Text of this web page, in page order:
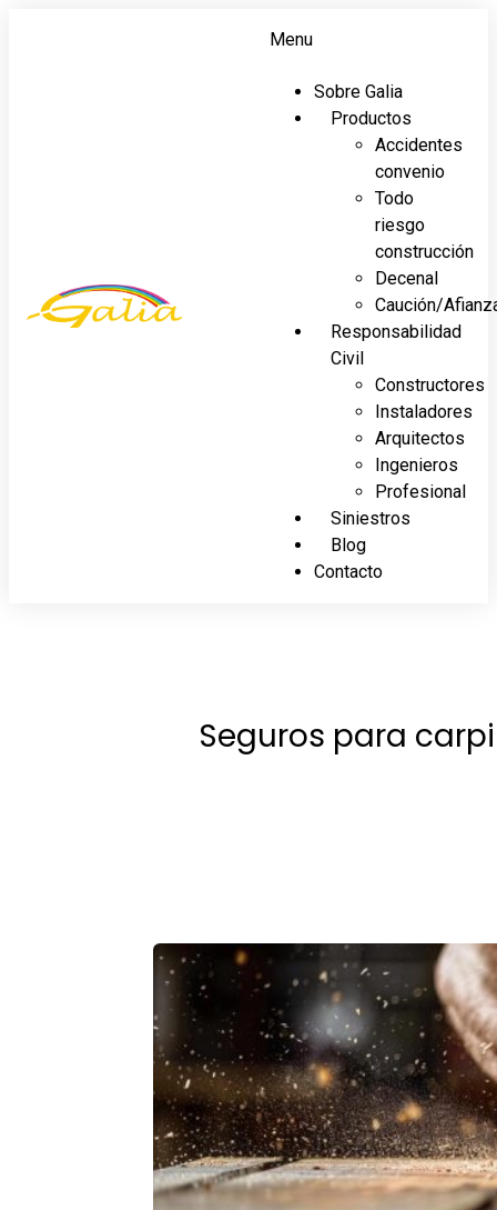
Menu
Sobre Galia
Productos
Accidentes
convenio
Todo
riesgo
construcción
Decenal
Caución/
Responsabilidad
Civil
Constructores
Instaladores
Arquitectos
Ingenieros
Profesional
Siniestros
Blog
Contacto
Seguros para